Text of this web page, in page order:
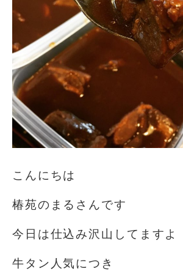
こんにちは️
椿苑のまるさんです
今日は仕込み沢山してますよ
牛タン人気につき️